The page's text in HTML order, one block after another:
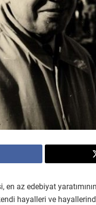
en az edebiyat
hayalleri ve